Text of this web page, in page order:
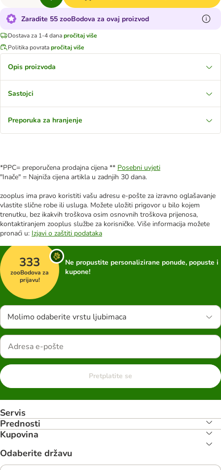
Zaradite 55 zooBodova za ovaj proizvod
Dostava za 1-4 danapročitaj više
Politika povratapročitaj više
Opis proizvoda
Sastojci
Preporuka za hranjenje
*PPC= preporučena prodajna cijena ** Posebni uvjeti
"Inače" = Najniža cijena artikla u zadnjih 30 dana.
zooplus ima pravo koristiti vašu adresu e-pošte za izravno oglašavanje
vlastite slične robe ili usluga. Možete uložiti prigovor u bilo kojem
trenutku, bez ikakvih troškova osim osnovnih troškova prijenosa,
kontaktiranjem zooplus službe za korisničke. Više informacija možete
pronaći u: Izjavi o zaštiti podataka
333
zooBodova za
prijavu!
Ne propustite personalizirane ponude, popuste i
kupone!
Molimo odaberite vrstu ljubimaca
Pretplatite se
Servis
Prednosti
Kupovina
Odaberite državu